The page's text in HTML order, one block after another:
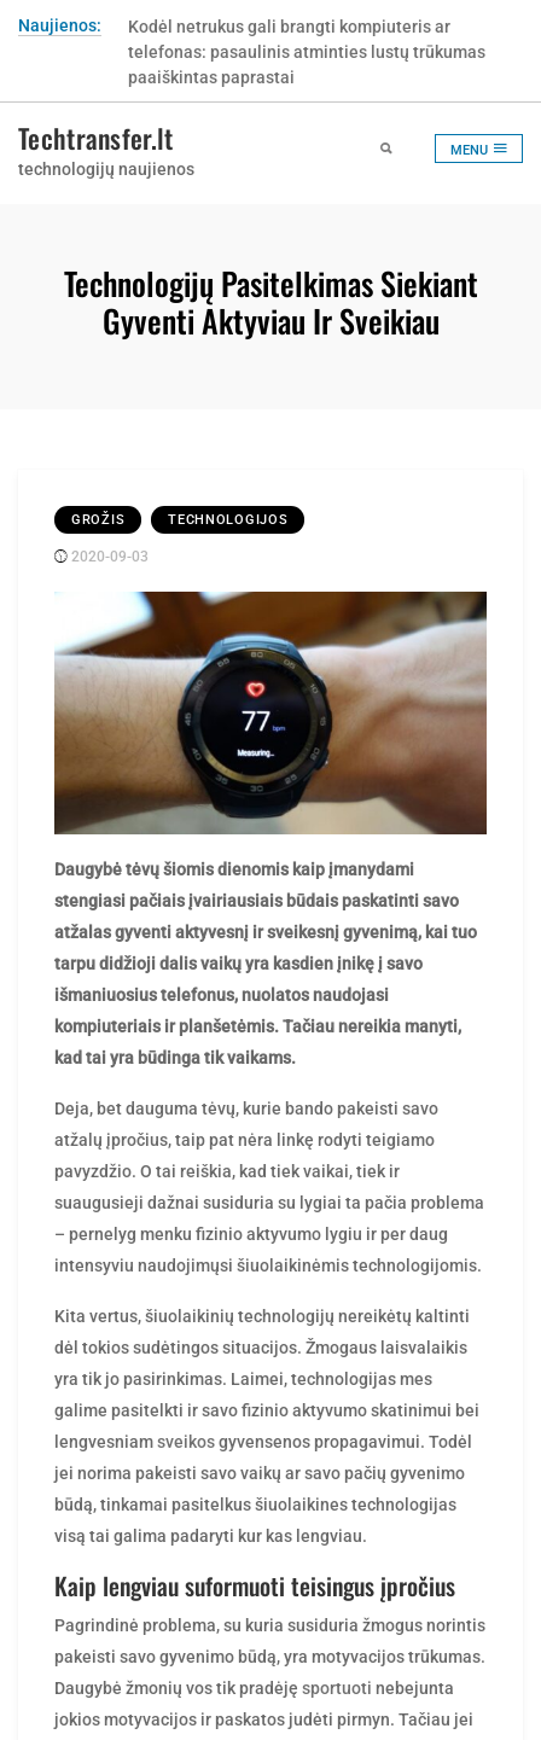
Naujienos:
Kodėl netrukus gali brangti kompiuteris ar
telefonas: pasaulinis atminties lustų trūkumas
paaiškintas paprastai
Kur pirkti Tork popierinius rankšluosčius ir kaip
nepermokėti už netinkamą popieriaus sistemą?
Techtransfer.lt
technologijų naujienos
MENU
Technologijų Pasitelkimas Siekiant
Gyventi Aktyviau Ir Sveikiau
GROŽIS TECHNOLOGIJOS
2020-09-03
Daugybė tėvų šiomis dienomis kaip įmanydami
stengiasi pačiais įvairiausiais būdais paskatinti savo
atžalas gyventi aktyvesnį ir sveikesnį gyvenimą, kai tuo
tarpu didžioji dalis vaikų yra kasdien įnikę į savo
išmaniuosius telefonus, nuolatos naudojasi
kompiuteriais ir planšetėmis. Tačiau nereikia manyti,
kad tai yra būdinga tik vaikams.
Deja, bet dauguma tėvų, kurie bando pakeisti savo
atžalų įpročius, taip pat nėra linkę rodyti teigiamo
pavyzdžio. O tai reiškia, kad tiek vaikai, tiek ir
suaugusieji dažnai susiduria su lygiai ta pačia problema
– pernelyg menku fizinio aktyvumo lygiu ir per daug
intensyviu naudojimųsi šiuolaikinėmis technologijomis.
Kita vertus, šiuolaikinių technologijų nereikėtų kaltinti
dėl tokios sudėtingos situacijos. Žmogaus laisvalaikis
yra tik jo pasirinkimas. Laimei, technologijas mes
galime pasitelkti ir savo fizinio aktyvumo skatinimui bei
lengvesniamsveikosgyvensenos propagavimui. Todėl
jei norima pakeisti savo vaikų ar savo pačių gyvenimo
būdą, tinkamai pasitelkus šiuolaikines technologijas
visą tai galima padaryti kur kas lengviau.
Kaip lengviau suformuoti teisingus įpročius
Pagrindinė problema, su kuria susiduria žmogus norintis
pakeisti savo gyvenimo būdą, yra motyvacijos trūkumas.
Daugybė žmonių vos tik pradėję sportuoti nebejunta
jokios motyvacijos ir paskatos judėti pirmyn. Tačiau jei